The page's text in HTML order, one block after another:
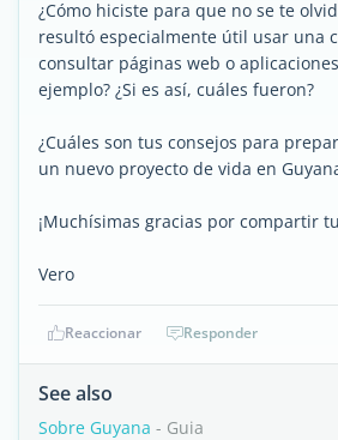
¿Cómo hiciste para que no se te
resultó especialmente útil usar una
consultar páginas web o
ejemplo? ¿Si es así, cuáles fueron?
¿Cuáles son tus consejos para
un nuevo proyecto de vida en
¡Muchísimas gracias por compartir
Vero
Reaccionar Responder
See also
Sobre Guyana - Guia